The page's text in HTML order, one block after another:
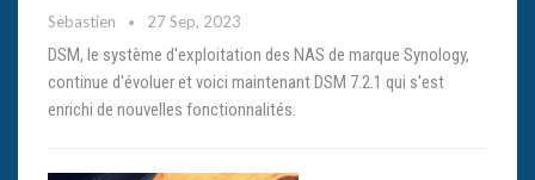
Sebastien 27 Sep, 2023
DSM, le système d'exploitation des NAS de marque Synology,
continue d'évoluer et voici maintenant DSM 7.2.1 qui s'est
enrichi de nouvelles fonctionnalités.